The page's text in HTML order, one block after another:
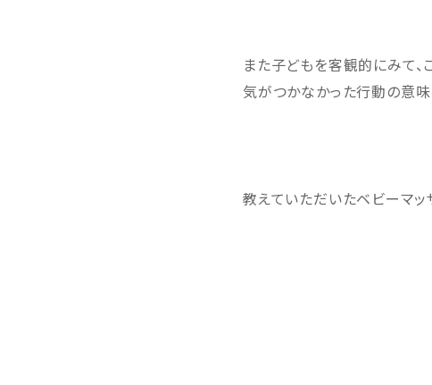
また子どもを客観的にみて、
気がつかなかった行動の意味
教えていただいたベビーマッ